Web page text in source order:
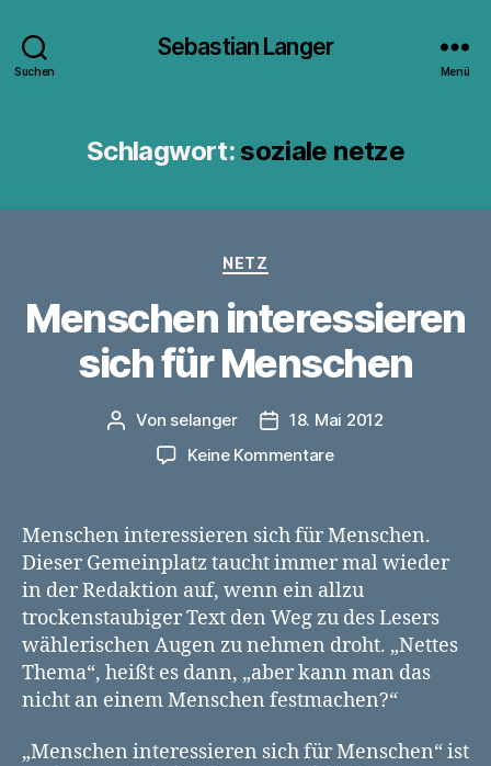
Suchen
Sebastian Langer
Menü
Schlagwort:soziale netze
Kategorien
NETZ
Menschen interessieren
sich für Menschen
Beitragsautor
Von selanger Veröffentlichungsdatum
18. Mai 2012
Keine Kommentarezu
sich
Menschen
Menschen interessieren sich für Menschen.
Dieser Gemeinplatz taucht immer mal wieder
in der Redaktion auf, wenn ein allzu
trockenstaubiger Text den Weg zu des Lesers
wählerischen Augen zu nehmen droht. „Nettes
Thema“, heißt es dann, „aber kann man das
nicht an einem Menschen festmachen?“
„Menschen interessieren sich für Menschen“ ist